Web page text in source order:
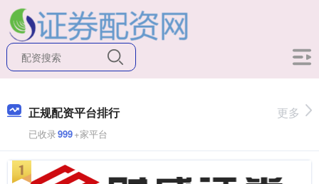
正规配资平台排行
已收录999+家平台
更多